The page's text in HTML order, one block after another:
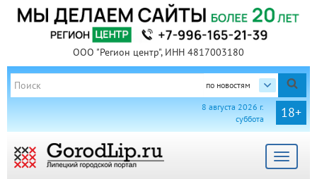
ООО "Регион центр", ИНН 4817003180
по новостям
18+
8 августа 2026 г.
суббота
Toggle